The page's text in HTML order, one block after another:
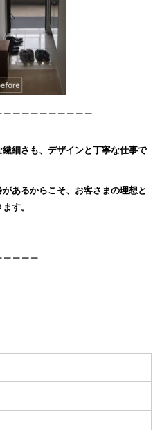
細さも、デザインと丁寧な仕事で
あるからこそ、お客さまの理想と
す。